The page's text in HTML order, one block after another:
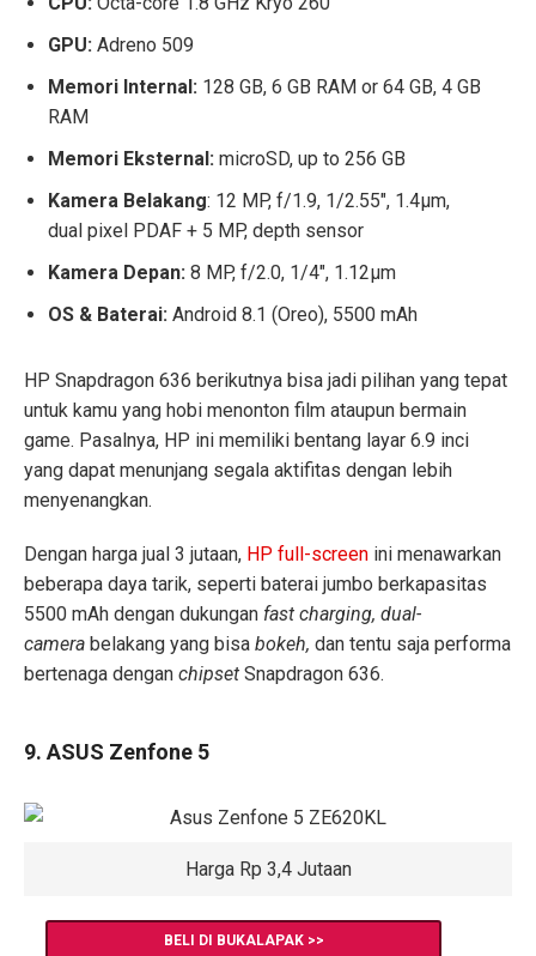
GPU: Adreno 509
Memori Internal: 128 GB, 6 GB RAM or 64 GB, 4 GB
RAM
Memori Eksternal: microSD, up to 256 GB
Kamera Belakang: 12 MP, f/1.9, 1/2.55″, 1.4µm,
dual pixel PDAF + 5 MP, depth sensor
Kamera Depan: 8 MP, f/2.0, 1/4″, 1.12µm
OS & Baterai: Android 8.1 (Oreo), 5500 mAh
HP Snapdragon 636 berikutnya bisa jadi pilihan yang tepat
untuk kamu yang hobi menonton film ataupun bermain
game. Pasalnya, HP ini memiliki bentang layar 6.9 inci
yang dapat menunjang segala aktifitas dengan lebih
menyenangkan.
Dengan harga jual 3 jutaan, HP full-screen ini menawarkan
beberapa daya tarik, seperti baterai jumbo berkapasitas
5500 mAh dengan dukungan fast charging, dual-
camera belakang yang bisa bokeh, dan tentu saja performa
bertenaga dengan chipset Snapdragon 636.
9. ASUS Zenfone 5
Harga Rp 3,4 Jutaan
BELI DI BUKALAPAK >>